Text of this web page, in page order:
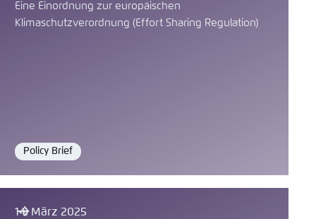
Eine Einordnung zur europäischen
Klimaschutzverordnung (Effort Sharing Regulation)
Format
Policy Brief
14. März 2025